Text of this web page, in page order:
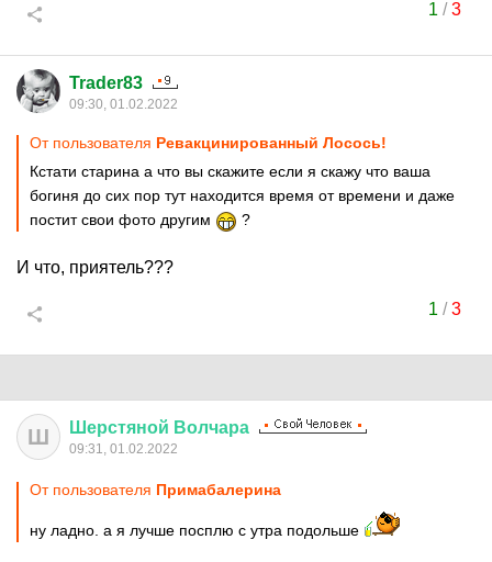
1 /3
Trader83
09:30, 01.02.2022
От пользователя Ревакцинированный Лосось!
Кстати старина а что вы скажите если я скажу что ваша
богиня до сих пор тут находится время от времени и даже
постит свои фото другим
?
И что, приятель???
1 /3
Ш Шерстяной Волчара
09:31, 01.02.2022
От пользователя Примaбaлерина
ну ладно. а я лучше посплю с утра подольше